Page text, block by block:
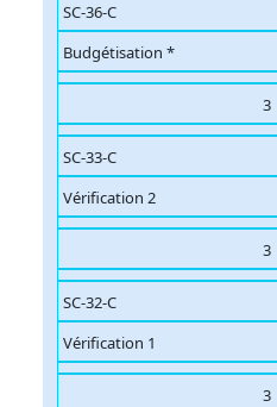
SC-36-C
Budgétisation *
3
SC-33-C
Vérification 2
3
SC-32-C
Vérification 1
3